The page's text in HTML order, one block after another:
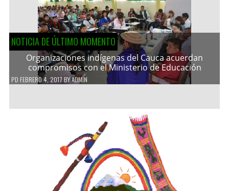
NOTICIA DE ÚLTIMO MOMENTO
Organizaciones indígenas del Cauca acuerdan
compromisos con el Ministerio de Educación
PD FEBRERO 4, 2017 BYADMIN